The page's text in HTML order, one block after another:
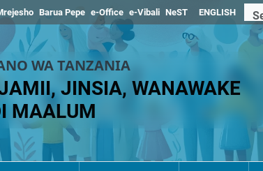
Barua Pepe e-Office e-Vibali NeST ENGLISH
WA TANZANIA
JINSIA, WANAWAKE
MAALUM